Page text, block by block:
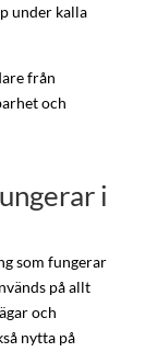
under kalla
från
och
i
som fungerar
på allt
och
nytta på